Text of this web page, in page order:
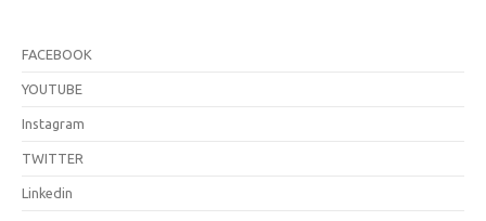
FACEBOOK
YOUTUBE
Instagram
TWITTER
Linkedin